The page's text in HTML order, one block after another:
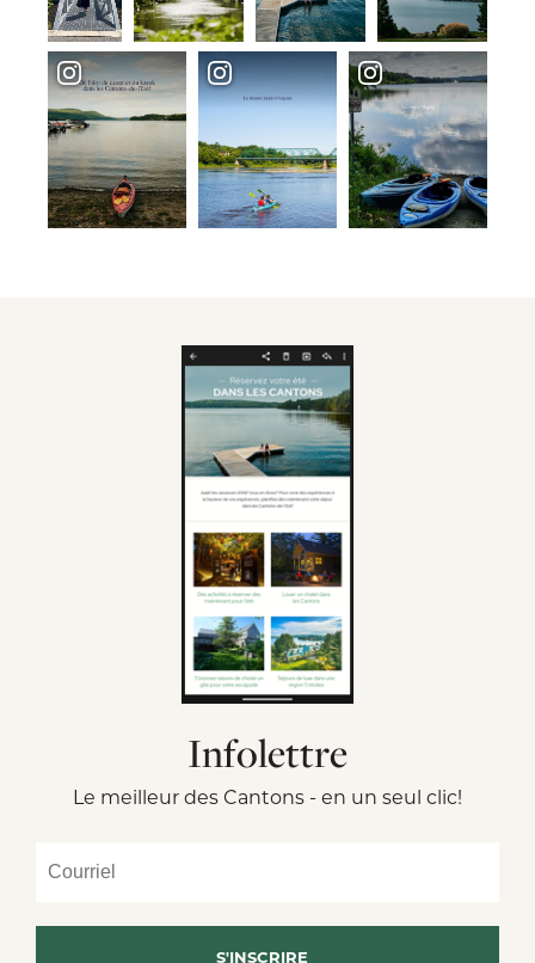
Infolettre
Le meilleur des Cantons - en un seul clic!